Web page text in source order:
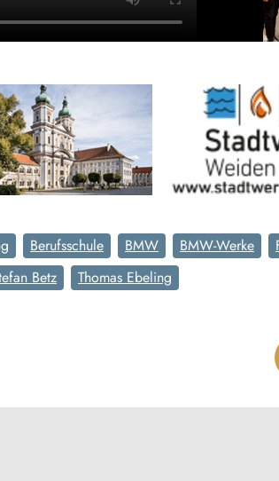
Berufsschule BMW BMW-Werke
Betz Thomas Ebeling​